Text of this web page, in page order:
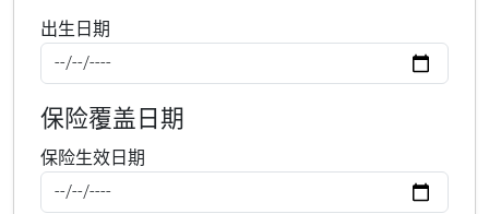
出生日期
保险覆盖日期
保险生效日期